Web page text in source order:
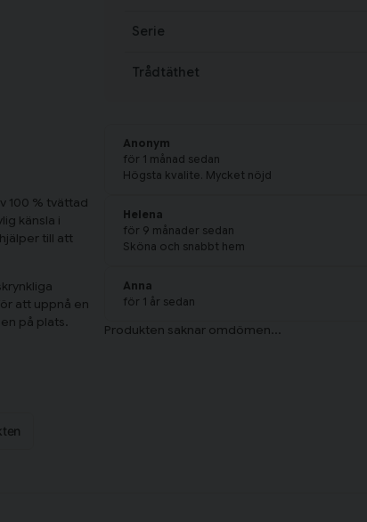
100 % tvättad
känsla i
till att
att uppnå en
på plats.
Serie
Trådtäthet
Anonym
för 1 månad sedan
Högsta kvalite. Mycket nöjd
Helena
för 9 månader sedan
Sköna och snabbt hem
Anna
för 1 år sedan